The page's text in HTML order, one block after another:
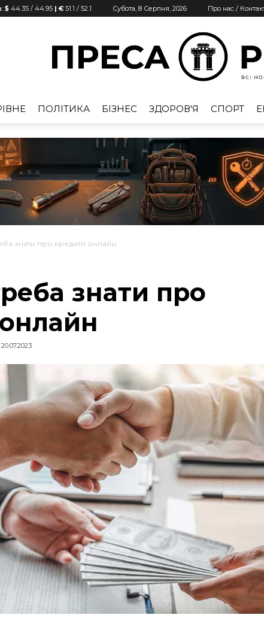
$ 44.35 / 44.95 | € 51.1 / 52.1 Субота, 8 Серпня, 2026 Про нас /
Рівне
ПОЛІТИКА БІЗНЕС ЗДОРОВ'Я СПОРТ
знати про кредити онлайн
знати про
20.07.2023